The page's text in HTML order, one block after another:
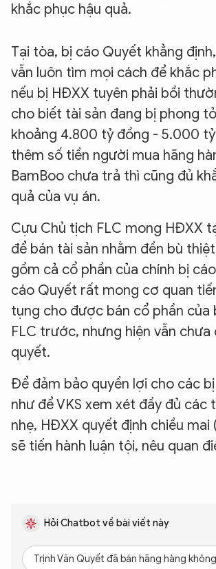
khắc phục hậu quả.
Tại tòa, bị cáo Quyết khẳng
vẫn luôn tìm mọi cách để khắc
nếu bị HĐXX tuyên phải bồi
cho biết tài sản đang bị phong
khoảng 4.800 tỷ đồng - 5.000
thêm số tiền người mua hãng
BamBoo chưa trả thì cũng đủ
quả của vụ án.
Cựu Chủ tịch FLC mong HĐXX
để bán tài sản nhằm đền bù
gồm cả cổ phần của chính bị
cáo Quyết rất mong cơ quan
tụng cho được bán cổ phần của
FLC trước, nhưng hiện vẫn
quyết.
Để đảm bảo quyền lợi cho các
như để VKS xem xét đầy đủ các
nhẹ, HĐXX quyết định chiều mai
sẽ tiến hành luận tội, nêu quan
Hỏi Chatbot về bài viết này
Trịnh Văn Quyết đã bán hãng hàng